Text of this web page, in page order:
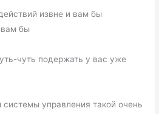
извне и вам бы
вам бы
чуть подержать у вас уже
системы управления такой очень